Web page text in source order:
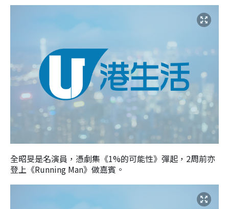
全昭旻是名演員，憑劇集 《1%的可能性》彈起，2周前亦
登上 《Running Man》做嘉賓。